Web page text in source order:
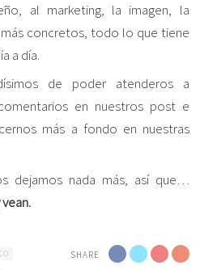
al marketing, la imagen, la
concretos, todo lo que tiene
a día.
de poder atenderos a
en nuestros post e
más a fondo en nuestras
dejamos nada más, así que…
SHARE